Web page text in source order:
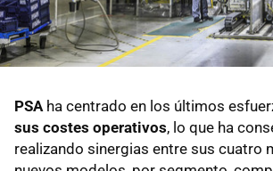
PSAha centrado en los últimos
sus costes operativos, lo que ha
realizando sinergias entre sus cuatro